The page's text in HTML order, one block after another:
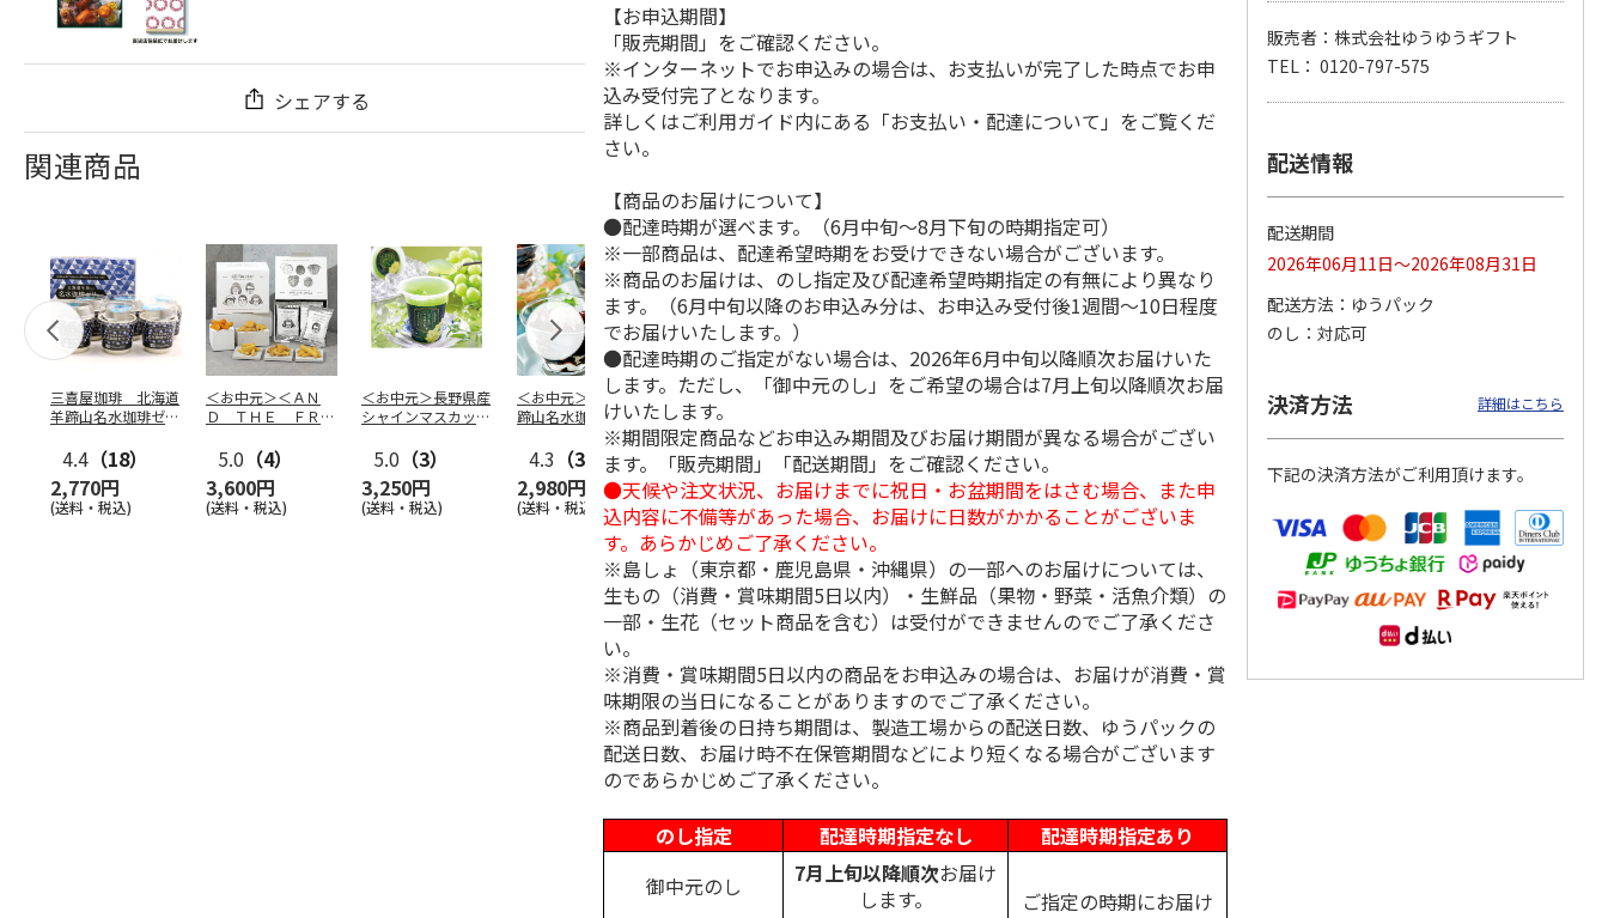
シェアする
関連商品
三喜屋珈琲 北海道
羊蹄山名水珈琲ゼリ
4.4 （18）
2,770円
(送料・税込)
＜お中元＞＜ＡＮ
Ｄ ＴＨＥ ＦＲＩ
ト５種
…
5.0 （4）
3,600円
(送料・税込)
＜お中元＞長野県産
シャインマスカット
5.0 （3）
3,250円
(送料・税込)
＜お中元＞北海道羊
蹄山名水珈琲ゼリー
4.3 （3）
2,980円
(送料・税込)
＜お中元＞＜ひとと
え＞３層デザートジ
ュレパフェ～国産フ
ルー…
4.7（10）
2,980円
(送料・税込)
＜お中元＞＜銀座千
個
5.0（5）
3,240円
(送料・税込)
バンホーテン「チョ
ーション」
30g×21 …
4,980円
(送料・税込)
＜沼津深海プリン工
プリンセット
3,900円
(送料・税込)
【冷凍】三國シェフ
推奨 2種のブリュレ
6個セット(クレー…
4,320円
＜お中元＞＜ねんり
ん家＞夏限定 ひと
くちバーム詰合せ
3,980円
(送料・税込)
【お申込期間】
「販売期間」をご確認ください。
※インターネットでお申込みの場合は、お支払いが完了した時点でお申
込み受付完了となります。
詳しくはご利用ガイド内にある「お支払い・配達について」をご覧くだ
さい。
【商品のお届けについて】
●配達時期が選べます。（6月中旬～8月下旬の時期指定可）
※一部商品は、配達希望時期をお受けできない場合がございます。
※商品のお届けは、のし指定及び配達希望時期指定の有無により異なり
ます。（6月中旬以降のお申込み分は、お申込み受付後1週間～10日程度
でお届けいたします。）
●配達時期のご指定がない場合は、2026年6月中旬以降順次お届けいた
します。ただし、「御中元のし」をご希望の場合は7月上旬以降順次お届
けいたします。
※期間限定商品などお申込み期間及びお届け期間が異なる場合がござい
ます。「販売期間」「配送期間」をご確認ください。
●天候や注文状況、お届けまでに祝日・お盆期間をはさむ場合、また申
込内容に不備等があった場合、お届けに日数がかかることがございま
す。あらかじめご了承ください。
※島しょ（東京都・鹿児島県・沖縄県）の一部へのお届けについては、
生もの（消費・賞味期間5日以内）・生鮮品（果物・野菜・活魚介類）の
一部・生花（セット商品を含む）は受付ができませんのでご了承くださ
い。
※消費・賞味期間5日以内の商品をお申込みの場合は、お届けが消費・賞
味期限の当日になることがありますのでご了承ください。
※商品到着後の日持ち期間は、製造工場からの配送日数、ゆうパックの
配送日数、お届け時不在保管期間などにより短くなる場合がございます
のであらかじめご了承ください。
のし指定
配達時期指定なし
配達時期指定あり
御中元のし
7月上旬以降順次お届け
します。
ご指定の時期にお届け
販売者：株式会社ゆうゆうギフト
TEL： 0120-797-575
配送情報
配送期間
2026年06月11日～2026年08月31日
配送方法
ゆうパック
のし
対応可
決済方法 詳細はこちら
下記の決済方法がご利用頂けます。